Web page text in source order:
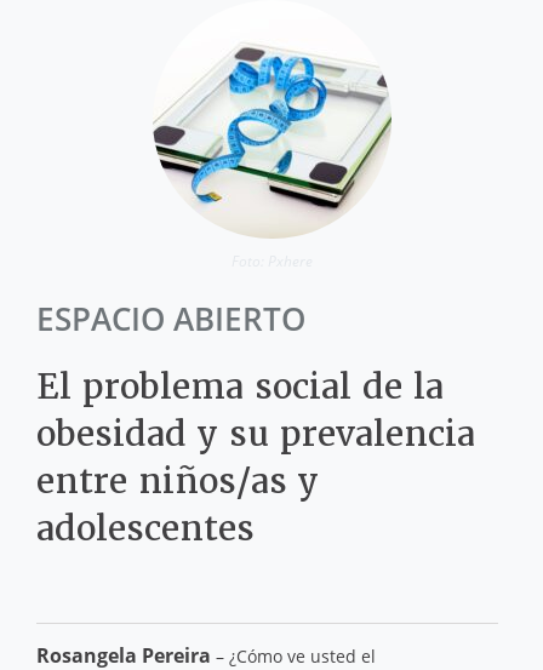
ESPACIO ABIERTO
El problema social de la
obesidad y su prevalencia
entre niños/as y
adolescentes
Rosangela Pereira – ¿Cómo ve usted el